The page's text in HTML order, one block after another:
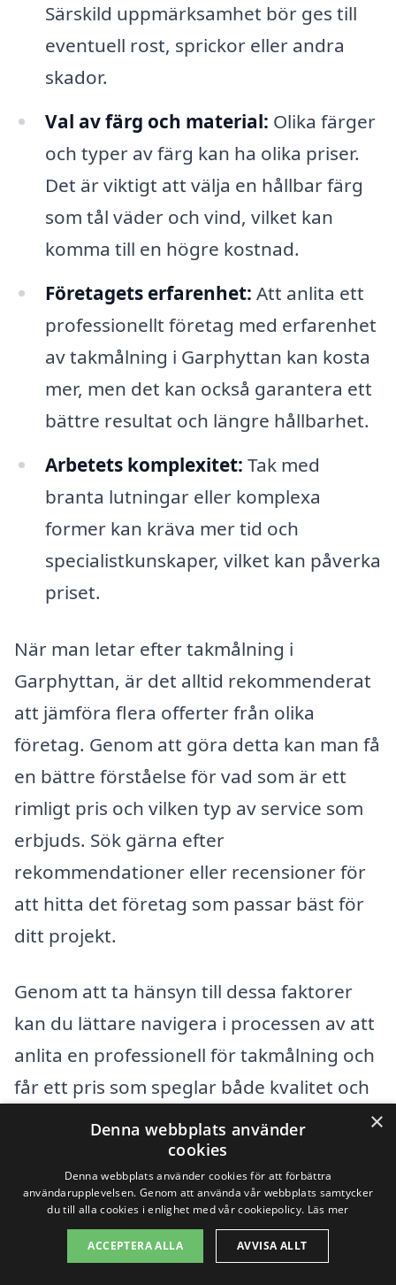
Särskild uppmärksamhet bör ges till
eventuell rost, sprickor eller andra
skador.
Val av färg och material: Olika färger
och typer av färg kan ha olika priser.
Det är viktigt att välja en hållbar färg
som tål väder och vind, vilket kan
komma till en högre kostnad.
Företagets erfarenhet: Att anlita ett
professionellt företag med erfarenhet
av takmålning i Garphyttan kan kosta
mer, men det kan också garantera ett
bättre resultat och längre hållbarhet.
Arbetets komplexitet: Tak med
branta lutningar eller komplexa
former kan kräva mer tid och
specialistkunskaper, vilket kan påverka
priset.
När man letar efter takmålning i
Garphyttan, är det alltid rekommenderat
att jämföra flera offerter från olika
företag. Genom att göra detta kan man få
en bättre förståelse för vad som är ett
rimligt pris och vilken typ av service som
erbjuds. Sök gärna efter
rekommendationer eller recensioner för
att hitta det företag som passar bäst för
ditt projekt.
Genom att ta hänsyn till dessa faktorer
kan du lättare navigera i processen av att
anlita en professionell för takmålning och
får ett pris som speglar både kvalitet och
säkerhet. Oavsett om du planerar att
måla om ett gammalt tak eller fräscha
upp det med en ny färg, är det viktigt att
göra sin research och förstå de kostnader
som är involverade för att nå bästa
×
Denna webbplats använder
cookies
Denna webbplats använder cookies för att förbättra
användarupplevelsen. Genom att använda vår webbplats samtycker
du till alla cookies i enlighet med vår cookiepolicy. Läs mer
ACCEPTERA ALLA AVVISA ALLT